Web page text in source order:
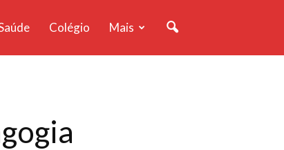
Colégio Mais